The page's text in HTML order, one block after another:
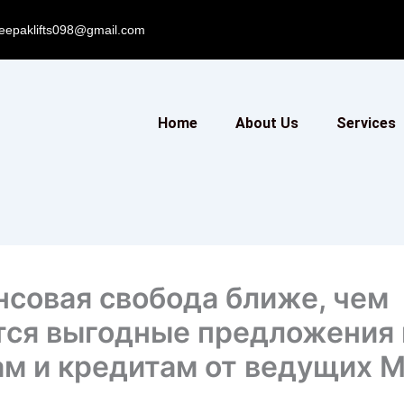
Home About Us Services
свобода ближе, чем
выгодные предложения
и кредитам от ведущих